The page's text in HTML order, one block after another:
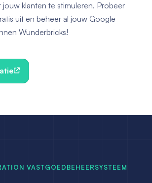
klanten te stimuleren. Probeer
uit en beheer al jouw Google
Wunderbricks!
VASTGOEDBEHEERSYSTEEM